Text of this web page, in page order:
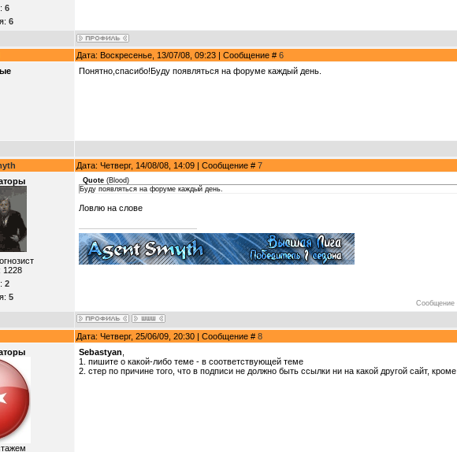
6
6
Дата: Воскресенье, 13/07/08, 09:23 | Сообщение # 6
Понятно,спасибо!Буду появляться на форуме каждый день.
Дата: Четверг, 14/08/08, 14:09 | Сообщение # 7
1228
2
5
Quote (Blood)
Буду появляться на форуме каждый день.
Ловлю на слове
Сообщение
Дата: Четверг, 25/06/09, 20:30 | Сообщение # 8
Sebastyan
1. пишите о какой-либо теме - в соответствующей теме
2. стер по причине того, что в подписи не должно быть ссылки ни на какой другой сайт, кроме